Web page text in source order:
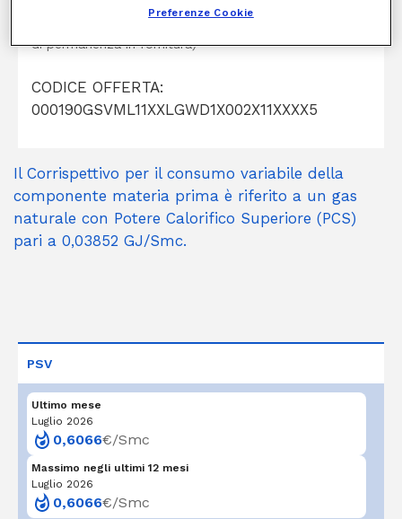
un bonus fino a 50€/anno (4,17€/mese per ogni mese
di permanenza in fornitura)
CODICE OFFERTA:
000190GSVML11XXLGWD1X002X11XXXX5
Il Corrispettivo per il consumo variabile della
componente materia prima è riferito a un gas
naturale con Potere Calorifico Superiore (PCS)
pari a 0,03852 GJ/Smc.
PSV
Ultimo mese
Luglio 2026
0,6066€/Smc
Massimo negli ultimi 12 mesi
Luglio 2026
0,6066€/Smc
Preferenze Cookie